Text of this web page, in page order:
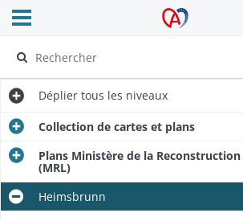
Archives Alsace -
Ouvrir le menu déroulant
Déplier tous les niveaux
Collection de cartes et plans
Plans Ministère de la
(MRL)
Heimsbrunn